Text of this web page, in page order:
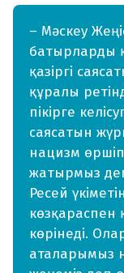
– Мәскеу
батырларды
қазіргі
құралы
пікірге
саясатын
нацизм өршіп
жатырмыз
Ресей
көзқараспен
көрінеді.
аталарымыз